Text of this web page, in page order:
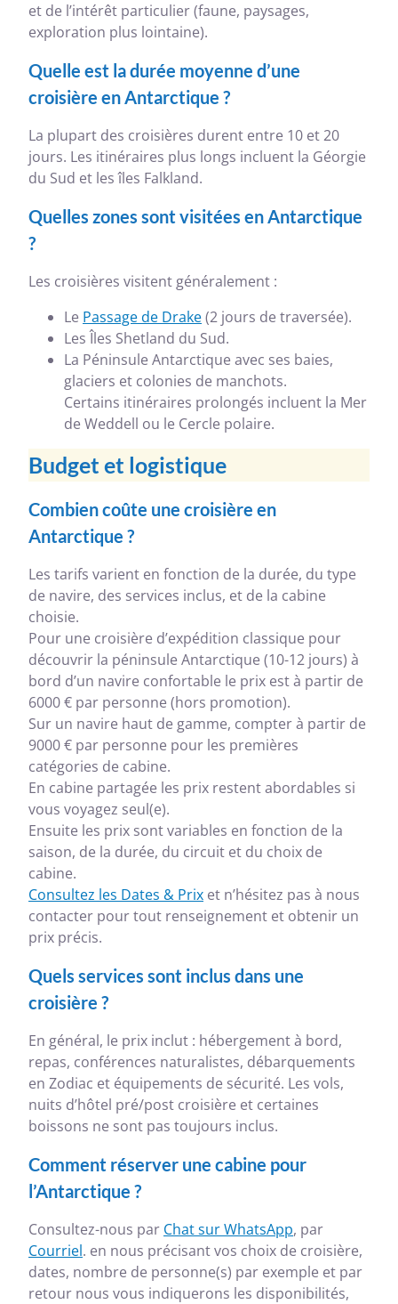
et de l’intérêt particulier (faune, paysages,
exploration plus lointaine).
Quelle est la durée moyenne d’une
croisière en Antarctique ?
La plupart des croisières durent entre 10 et 20
jours. Les itinéraires plus longs incluent la Géorgie
du Sud et les îles Falkland.
Quelles zones sont visitées en Antarctique
?
Les croisières visitent généralement :
Le Passage de Drake(2 jours de traversée).
Les Îles Shetland du Sud.
La Péninsule Antarctique avec ses baies,
glaciers et colonies de manchots.
Certains itinéraires prolongés incluent la Mer
de Weddell ou le Cercle polaire.
Budget et logistique
Combien coûte une croisière en
Antarctique ?
Les tarifs varient en fonction de la durée, du type
de navire, des services inclus, et de la cabine
choisie.
Pour une croisière d’expédition classique pour
découvrir la péninsule Antarctique (10-12 jours) à
bord d’un navire confortable le prix est à partir de
6000 € par personne (hors promotion).
Sur un navire haut de gamme, compter à partir de
9000 € par personne pour les premières
catégories de cabine.
En cabine partagée les prix restent abordables si
vous voyagez seul(e).
Ensuite les prix sont variables en fonction de la
saison, de la durée, du circuit et du choix de
cabine.
Consultez les Dates & Prix et n’hésitez pas à nous
contacter pour tout renseignement et obtenir un
prix précis.
Quels services sont inclus dans une
croisière ?
En général, le prix inclut : hébergement à bord,
repas, conférences naturalistes, débarquements
en Zodiac et équipements de sécurité. Les vols,
nuits d’hôtel pré/post croisière et certaines
boissons ne sont pas toujours inclus.
Comment réserver une cabine pour
l’Antarctique ?
Consultez-nous par Chat sur WhatsApp, par
Courriel. en nous précisant vos choix de croisière,
dates, nombre de personne(s) par exemple et par
retour nous vous indiquerons les disponibilités,